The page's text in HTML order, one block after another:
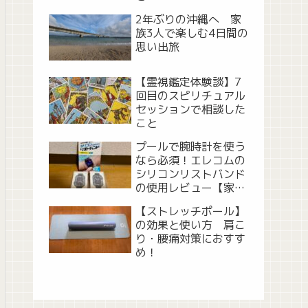
2年ぶりの沖縄へ 家
族3人で楽しむ4日間の
思い出旅
【霊視鑑定体験談】7
回目のスピリチュアル
セッションで相談した
こと
プールで腕時計を使う
なら必須！エレコムの
シリコンリストバンド
の使用レビュー【家族
【ストレッチポール】
の効果と使い方 肩こ
り・腰痛対策におすす
め！